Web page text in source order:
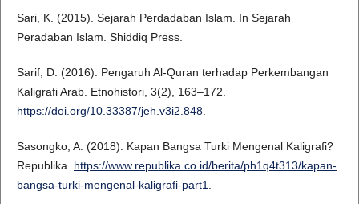
Sari, K. (2015). Sejarah Perdadaban Islam. In Sejarah
Peradaban Islam. Shiddiq Press.
Sarif, D. (2016). Pengaruh Al-Quran terhadap Perkembangan
Kaligrafi Arab. Etnohistori, 3(2), 163–172.
https://doi.org/10.33387/jeh.v3i2.848.
Sasongko, A. (2018). Kapan Bangsa Turki Mengenal Kaligrafi?
Republika. https://www.republika.co.id/berita/ph1q4t313/kapan-
bangsa-turki-mengenal-kaligrafi-part1